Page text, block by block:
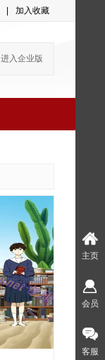
加入收藏
进入企业版
主页
会员
客服